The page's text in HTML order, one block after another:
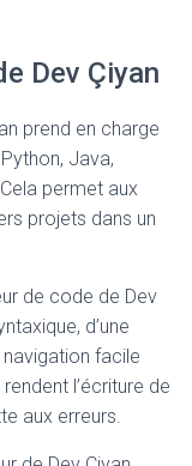
Dev Çiyan
prend en charge
Java,
permet aux
projets dans un
de code de Dev
d’une
facile
l’écriture de
aux erreurs.